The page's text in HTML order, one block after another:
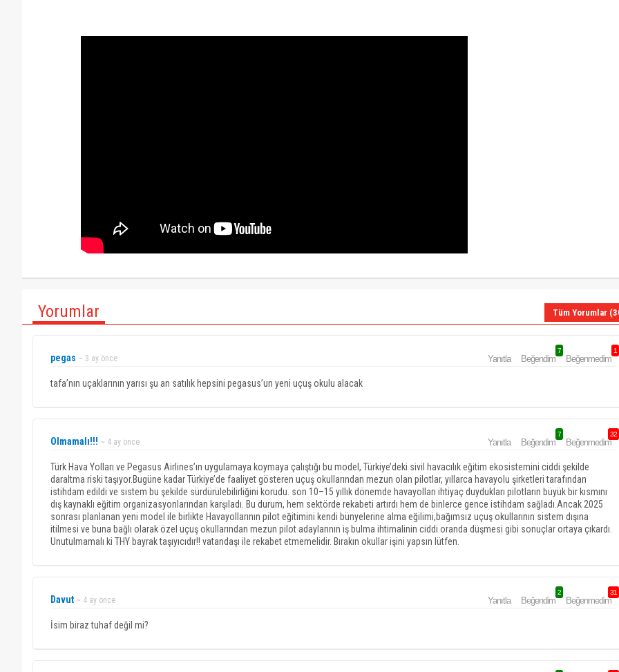
Yorumlar Tüm Yorumlar
pegas ~ 3 ay önce Yanıtla Beğendim
7
Beğenmedim
1
tafa’nın uçaklarının yarısı şu an satılık hepsini pegasus’un yeni uçuş okulu alacak
Olmamalı!!! ~ 4 ay önce Yanıtla Beğendim
7
Beğenmedim
32
Türk Hava Yolları ve Pegasus Airlines’ın uygulamaya koymaya çalıştığı bu model, Türkiye’deki sivil havacılık eğitim ekosistemini ciddi şekilde
daraltma riski taşıyor.Bugüne kadar Türkiye’de faaliyet gösteren uçuş okullarından mezun olan pilotlar, yıllarca havayolu şirketleri tarafından
istihdam edildi ve sistem bu şekilde sürdürülebilirliğini korudu. son 10–15 yıllık dönemde havayolları ihtiyaç duydukları pilotların büyük bir kısmını
dış kaynaklı eğitim organizasyonlarından karşıladı. Bu durum, hem sektörde rekabeti artırdı hem de binlerce gence istihdam sağladı.Ancak 2025
sonrası planlanan yeni model ile birlikte Havayollarının pilot eğitimini kendi bünyelerine alma eğilimi,bağımsız uçuş okullarının sistem dışına
itilmesi ve buna bağlı olarak özel uçuş okullarından mezun pilot adaylarının iş bulma ihtimalinin ciddi oranda düşmesi gibi sonuçlar ortaya çıkardı.
Unutulmamalı ki THY bayrak taşıyıcıdır!! vatandaşı ile rekabet etmemelidir. Bırakın okullar işini yapsın lütfen.
Davut ~ 4 ay önce Yanıtla Beğendim
2
Beğenmedim
31
İsim biraz tuhaf değil mi?